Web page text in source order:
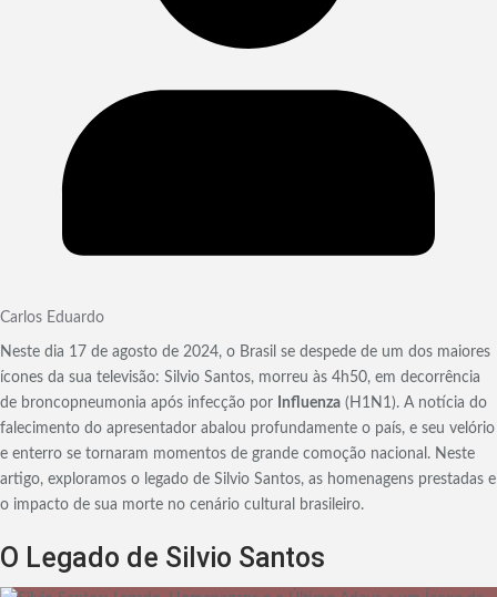
Carlos Eduardo
Neste dia 17 de agosto de 2024, o Brasil se despede de um dos maiores
ícones da sua televisão: Silvio Santos, morreu às 4h50, em decorrência
de broncopneumonia após infecção por
Influenza (H1N1). A notícia do
falecimento do apresentador abalou profundamente o país, e seu velório
e enterro se tornaram momentos de grande comoção nacional. Neste
artigo, exploramos o legado de Silvio Santos, as homenagens prestadas e
o impacto de sua morte no cenário cultural brasileiro.
O Legado de Silvio Santos